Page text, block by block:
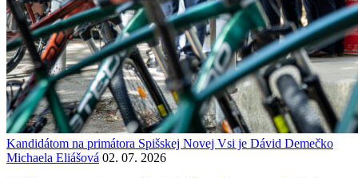
Kandidátom na primátora Spišskej Novej Vsi je Dávid Demečko
Michaela Eliášová 02. 07. 2026